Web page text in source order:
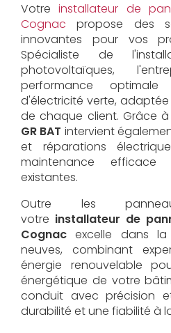
Votre installateur de
Cognacpropose des
innovantes pour vos
Spécialiste de
photovoltaïques,
performance
d'électricité verte,
de chaque client. Grâce
GR BAT intervient
et réparations
maintenance
existantes.
Outre les
votre installateur de
Cognac excelle dans
neuves, combinant
énergie renouvelable
énergétique de votre
conduit avec précision
durabilité et une fiabilité à